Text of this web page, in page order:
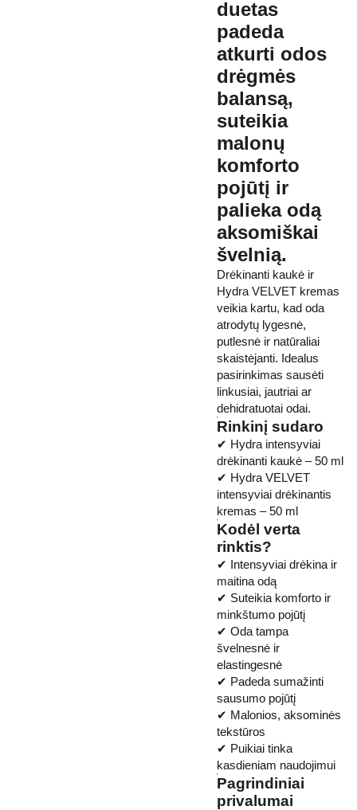
duetas
padeda
atkurti odos
drėgmės
balansą,
suteikia
malonų
komforto
pojūtį ir
palieka odą
aksomiškai
švelnią.
Drėkinanti kaukė ir
Hydra VELVET kremas
veikia kartu, kad oda
atrodytų lygesnė,
putlesnė ir natūraliai
skaistėjanti. Idealus
pasirinkimas sausėti
linkusiai, jautriai ar
dehidratuotai odai.
Rinkinį sudaro
✔ Hydra intensyviai
drėkinanti kaukė – 50 ml
✔ Hydra VELVET
intensyviai drėkinantis
kremas – 50 ml
Kodėl verta
rinktis?
✔ Intensyviai drėkina ir
maitina odą
✔ Suteikia komforto ir
minkštumo pojūtį
✔ Oda tampa
švelnesnė ir
elastingesnė
✔ Padeda sumažinti
sausumo pojūtį
✔ Malonios, aksominės
tekstūros
✔ Puikiai tinka
kasdieniam naudojimui
Pagrindiniai
privalumai